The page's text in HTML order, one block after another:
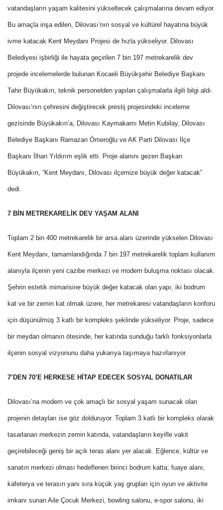
vatandaşların yaşam kalitesini yükseltecek çalışmalarına devam ediyor.
Bu amaçla inşa edilen, Dilovası’nın sosyal ve kültürel hayatına büyük
ivme katacak Kent Meydanı Projesi de hızla yükseliyor. Dilovası
Belediyesi işbirliği ile hayata geçirilen 7 bin 197 metrekarelik dev
projede incelemelerde bulunan Kocaeli Büyükşehir Belediye Başkanı
Tahir Büyükakın, teknik personelden yapılan çalışmalarla ilgili bilgi aldı.
Dilovası’nın çehresini değiştirecek prestij projesindeki inceleme
gezisinde Büyükakın’a, Dilovası Kaymakamı Metin Kubilay, Dilovası
Belediye Başkanı Ramazan Ömeroğlu ve AK Parti Dilovası İlçe
Başkanı İlhan Yıldırım eşlik etti. Proje alanını gezen Başkan
Büyükakın, “Kent Meydanı, Dilovası ilçemize büyük değer katacak”
dedi.
7 BİN METREKARELİK DEV YAŞAM ALANI
Toplam 2 bin 400 metrekarelik bir arsa alanı üzerinde yükselen Dilovası
Kent Meydanı, tamamlandığında 7 bin 197 metrekarelik toplam kullanım
alanıyla ilçenin yeni cazibe merkezi ve modern buluşma noktası olacak.
Şehrin estetik mimarisine büyük değer katacak olan yapı; iki bodrum
kat ve bir zemin kat olmak üzere, her metrekaresi vatandaşların konforu
için düşünülmüş 3 katlı bir kompleks şeklinde yükseliyor. Proje, sadece
bir meydan olmanın ötesinde, her katında sunduğu farklı fonksiyonlarla
ilçenin sosyal vizyonunu daha yukarıya taşımaya hazırlanıyor.
7’DEN 70’E HERKESE HİTAP EDECEK SOSYAL DONATILAR
Dilovası’na modern ve çok amaçlı bir sosyal yaşam sunacak olan
projenin detayları ise göz dolduruyor. Toplam 3 katlı bir kompleks olarak
tasarlanan merkezin zemin katında, vatandaşların keyifle vakit
geçirebileceği geniş bir açık teras alanı yer alacak. Eğlence, kültür ve
sanatın merkezi olması hedeflenen birinci bodrum katta; fuaye alanı,
kafeterya ve terasın yanı sıra küçük yaş grupları için oyun ve aktivite
imkanı sunan Aile Çocuk Merkezi, bowling salonu, e-spor salonu, iki